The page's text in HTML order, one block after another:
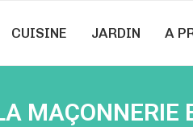
CUISINE JARDIN A
MAÇONNERIE